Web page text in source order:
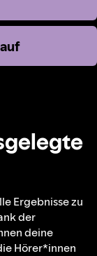
Ergebnisse zu
der
deine
Hörer*innen